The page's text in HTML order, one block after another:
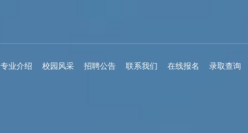
专业介绍 校园风采 招聘公告 联系我们 在线报名 录取查询